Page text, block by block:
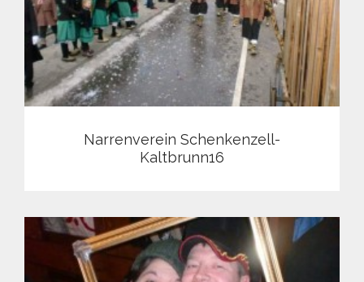
Narrenverein Schenkenzell-
Kaltbrunn16